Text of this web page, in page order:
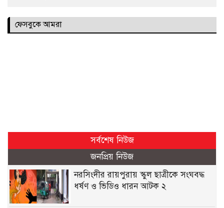
ফেসবুকে আমরা
সর্বশেষ নিউজ
জনপ্রিয় নিউজ
নরসিংদীর রায়পুরায় স্কুল ছাত্রীকে সংঘবদ্ধ
ধর্ষণ ও ভিডিও ধারন আটক ২